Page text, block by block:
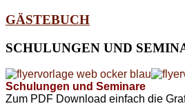
GÄSTEBUCH
SCHULUNGEN UND
Schulungen und Seminare
Zum PDF Download einfach die